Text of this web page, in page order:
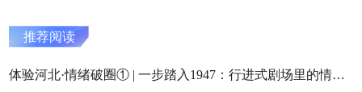
推荐阅读
体验河北·情绪破圈① | 一步踏入1947：行进式剧场里的情感共鸣